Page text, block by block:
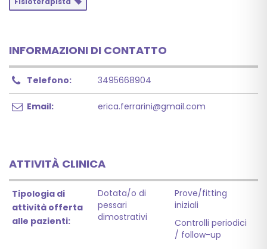
INFORMAZIONI DI CONTATTO
Telefono: 3495668904
Email: erica.ferrarini@gmail.com
ATTIVITÀ CLINICA
Tipologia di
attività offerta
alle pazienti:
Dotata/o di
pessari
dimostrativi
Prove/fitting
iniziali
Controlli periodici
/ follow-up